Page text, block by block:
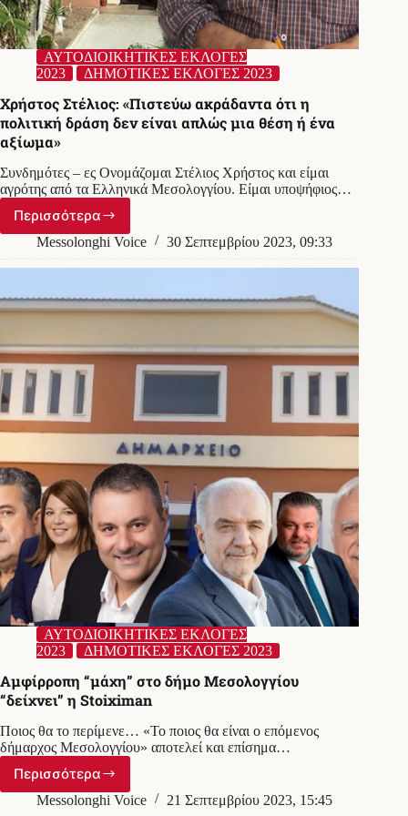
ΑΥΤΟΔΙΟΙΚΗΤΙΚΕΣ ΕΚΛΟΓΕΣ
2023
ΔΗΜΟΤΙΚΕΣ ΕΚΛΟΓΕΣ 2023
Χρήστος Στέλιος: «Πιστεύω ακράδαντα ότι η
πολιτική δράση δεν είναι απλώς μια θέση ή ένα
αξίωμα»
Συνδημότες – ες Ονομάζομαι Στέλιος Χρήστος και είμαι
αγρότης από τα Ελληνικά Μεσολογγίου. Είμαι υποψήφιος…
Περισσότερα
Χρήστος
Στέλιος:
η
δράση
δεν
είναι
απλώς
μια
θέση
ένα
αξίωμα»
Messolonghi Voice 30 Σεπτεμβρίου 2023, 09:33
ΑΥΤΟΔΙΟΙΚΗΤΙΚΕΣ ΕΚΛΟΓΕΣ
2023
ΔΗΜΟΤΙΚΕΣ ΕΚΛΟΓΕΣ 2023
Αμφίρροπη “μάχη” στο δήμο Μεσολογγίου
“δείχνει” η Stoiximan
Ποιος θα το περίμενε… «Το ποιος θα είναι ο επόμενος
δήμαρχος Μεσολογγίου» αποτελεί και επίσημα…
Περισσότερα
Αμφίρροπη
“μάχη”
Messolonghi Voice 21 Σεπτεμβρίου 2023, 15:45